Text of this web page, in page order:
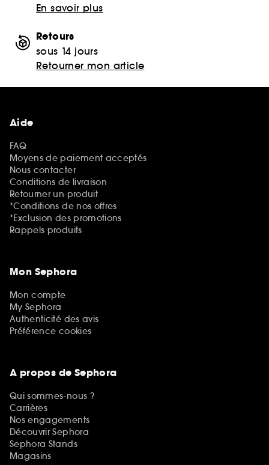
En savoir plus
Retours
sous 14 jours
Retourner mon article
Aide
FAQ
Moyens de paiement acceptés
Nous contacter
Conditions de livraison
Retourner un produit
*Conditions de nos offres
*Exclusion des promotions
Rappels produits
Mon Sephora
Mon compte
My Sephora
Authenticité des avis
Préférence cookies
A propos de Sephora
Qui sommes-nous ?
Carrières
Nos engagements
Découvrir Sephora
Sephora Stands
Magasins